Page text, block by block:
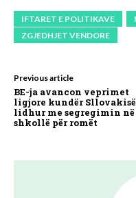
IFTARET E POLITIKAVE
ZGJEDHJET VENDORE
Previous article
BE-ja avancon veprimet
ligjore kundër Sllovakisë
lidhur me segregimin në
shkollë për romët